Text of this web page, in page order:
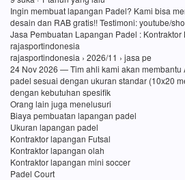
Ingin membuat lapangan Padel? Kami bisa
desain dan RAB gratis!! Testimoni: youtube/
Jasa Pembuatan Lapangan Padel :
rajasportindonesia
rajasportindonesia › 2026/11 › jasa pe
24 Nov 2026 — Tim ahli kami akan membantu
padel sesuai dengan ukuran standar (10x20
dengan kebutuhan spesifik
Orang lain juga menelusuri
Biaya pembuatan lapangan padel
Ukuran lapangan padel
Kontraktor lapangan Futsal
Kontraktor lapangan olah
Kontraktor lapangan mini soccer
Padel Court